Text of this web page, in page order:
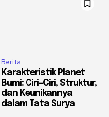
Berita
Karakteristik Planet
Bumi: Ciri-Ciri, Struktur,
dan Keunikannya
dalam Tata Surya